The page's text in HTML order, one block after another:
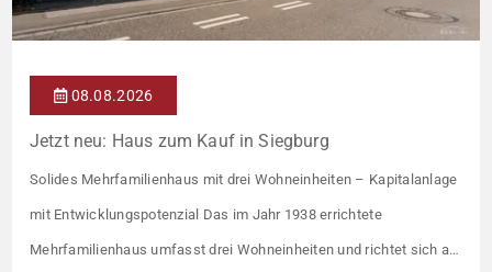
08.08.2026
Jetzt neu: Haus zum Kauf in Siegburg
Solides Mehrfamilienhaus mit drei Wohneinheiten – Kapitalanlage
mit Entwicklungspotenzial Das im Jahr 1938 errichtete
Mehrfamilienhaus umfasst drei Wohneinheiten und richtet sich an